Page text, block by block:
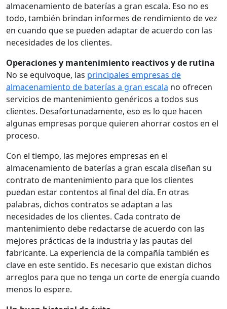
almacenamiento de baterías a gran escala. Eso no es
todo, también brindan informes de rendimiento de vez
en cuando que se pueden adaptar de acuerdo con las
necesidades de los clientes.
Operaciones y mantenimiento reactivos y de rutina
No se equivoque, las principales empresas de
almacenamiento de baterías a gran escala no ofrecen
servicios de mantenimiento genéricos a todos sus
clientes. Desafortunadamente, eso es lo que hacen
algunas empresas porque quieren ahorrar costos en el
proceso.
Con el tiempo, las mejores empresas en el
almacenamiento de baterías a gran escala diseñan su
contrato de mantenimiento para que los clientes
puedan estar contentos al final del día. En otras
palabras, dichos contratos se adaptan a las
necesidades de los clientes. Cada contrato de
mantenimiento debe redactarse de acuerdo con las
mejores prácticas de la industria y las pautas del
fabricante. La experiencia de la compañía también es
clave en este sentido. Es necesario que existan dichos
arreglos para que no tenga un corte de energía cuando
menos lo espere.